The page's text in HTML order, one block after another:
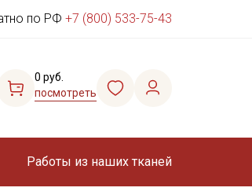
по РФ +7 (800) 533-75-43
0 руб.
посмотреть
Работы из наших тканей